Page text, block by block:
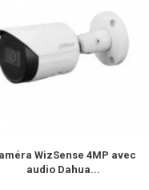
WizSense 4MP avec
audio Dahua...